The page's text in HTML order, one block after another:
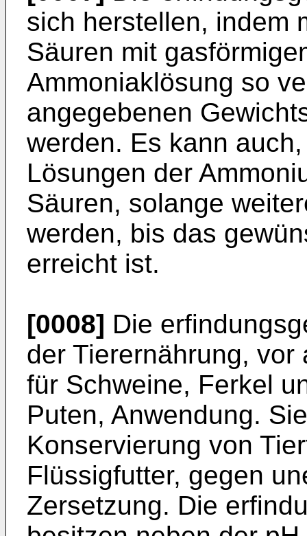
sich herstellen, indem
Säuren mit
Ammoniaklösung so
angegebenen
werden. Es kann
Lösungen der
Säuren, solange
werden, bis das
erreicht ist.
[0008] Die
der Tierernährung,
für Schweine, Ferkel
Puten, Anwendung.
Konservierung von
Flüssigfutter, gegen
Zersetzung. Die